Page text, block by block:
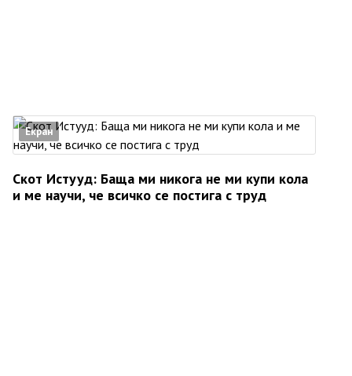
Екран
Скот Истууд: Баща ми никога не ми купи кола
и ме научи, че всичко се постига с труд